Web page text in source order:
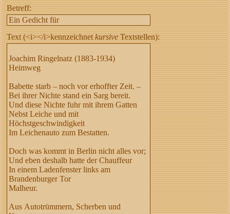
Betreff:
Text (<i></i>kennzeichnetkursive Textstellen):